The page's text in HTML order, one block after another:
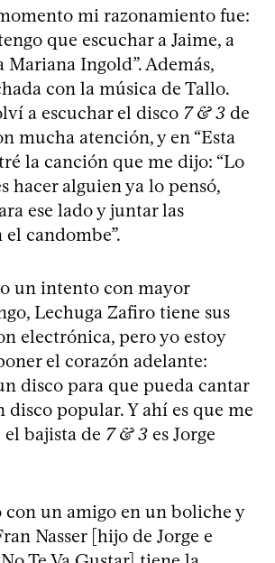
mi razonamiento fue:
que escuchar a Jaime, a
Mariana Ingold”. Además,
con la música de Tallo.
a escuchar el disco 7 & 3 de
mucha atención, y en “Esta
la canción que me dijo: “Lo
hacer alguien ya lo pensó,
ese lado y juntar las
candombe”.
un intento con mayor
Lechuga Zafiro tiene sus
electrónica, pero yo estoy
el corazón adelante:
disco para que pueda cantar
disco popular. Y ahí es que me
bajista de 7 & 3 es Jorge
un amigo en un boliche y
Nasser [hijo de Jorge e